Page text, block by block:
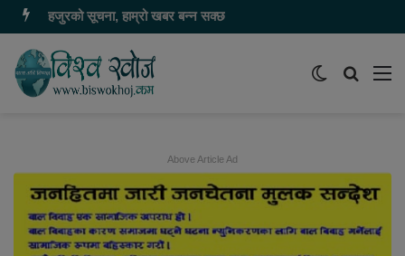
यहाँ बिज्ञापन गर्नु परेमा ९८६८५५५७८० मा सम्पर्क गर्नुहोस
समाचार
Switch
Above Article Ad